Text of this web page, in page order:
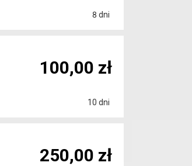
8 dni
10 dni
100,00 zł
250,00 zł